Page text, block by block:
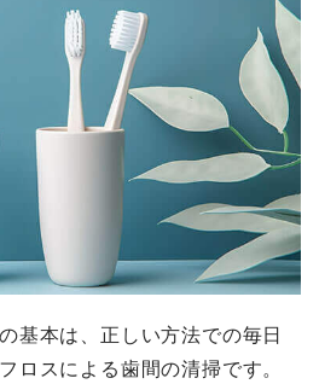
基本は、正しい方法での毎日
ロスによる歯間の清掃です。